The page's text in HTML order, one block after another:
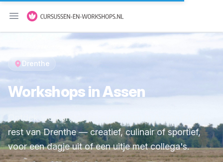
Menu openen
Drenthe
Workshops in Assen
Ontdek workshops en cursussen in Assen en de
rest van Drenthe — creatief, culinair of sportief,
voor een dagje uit of een uitje met collega's.